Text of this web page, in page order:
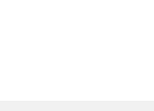
בנובמבר 22/11/2018